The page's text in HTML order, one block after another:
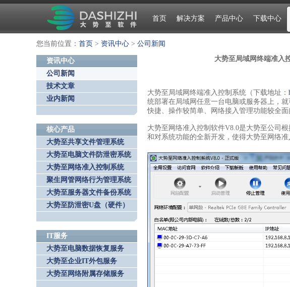
首页 解决方案 产品中心 下载中心
您当前位置： 首页 > 资讯中心 > 公司新闻
资讯中心
公司新闻
技术文章
业内新闻
核心产品
大势至共享文件管理系统
大势至电脑文件防泄密系统
大势至网络准入控制系统
聚生网管网络行为管理系统
大势至服务器文件备份系统
大势至防泄密U盘（硬件）
IT服务
大势至电脑数据恢复服务
大势至企业IT外包服务
大势至网络附属存储服务
大势至局域网终端准入
大势至局域网终端准入控制系统（下载地址：
统部署在局域网任意一台电脑或服务器上，
快捷、操作较简单、网络接入管理功能较全面
大势至网络准入控制软件V8.0是大势至公司
和对系统功能的全新开发，使得大势至网络